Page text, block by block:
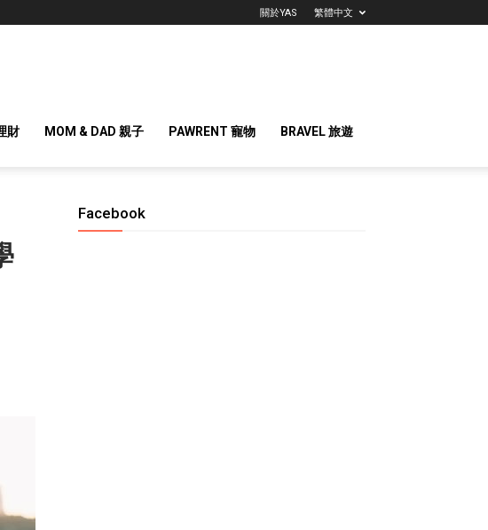
關於YAS 繁體中文
財 MOM & DAD 親子 PAWRENT 寵物 BRAVEL 旅遊
Facebook